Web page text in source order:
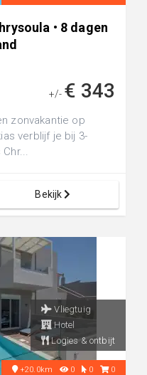
• 8 dagen
+/- € 343
zonvakantie op
verblijf je bij 3-
Bekijk
Vliegtuig
Hotel
Logies & ontbijt
+20.0km 0 0 0